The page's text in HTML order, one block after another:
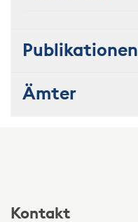
Publikationen
Ämter
Kontakt